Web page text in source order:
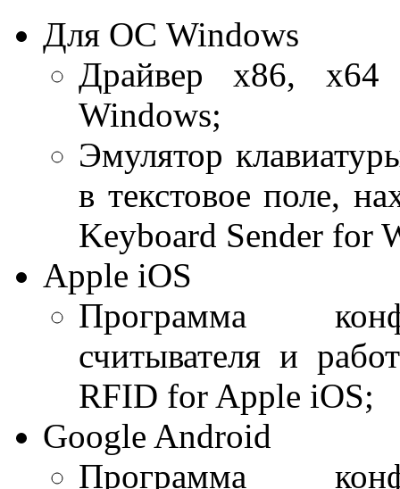
Для ОС Windows
Драйвер x86,
Windows;
Эмулятор
в текстовое поле,
Keyboard Sender for
Apple iOS
Программа
считывателя и
RFID for Apple iOS;
Google Android
Программа